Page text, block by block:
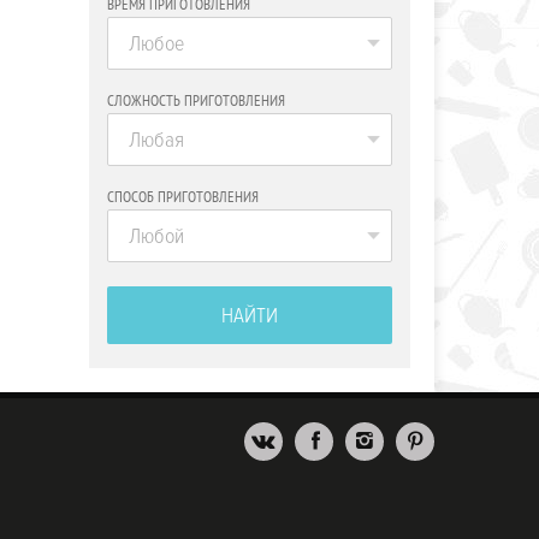
ВРЕМЯ ПРИГОТОВЛЕНИЯ
Любое
СЛОЖНОСТЬ ПРИГОТОВЛЕНИЯ
Любая
СПОСОБ ПРИГОТОВЛЕНИЯ
Любой
НАЙТИ